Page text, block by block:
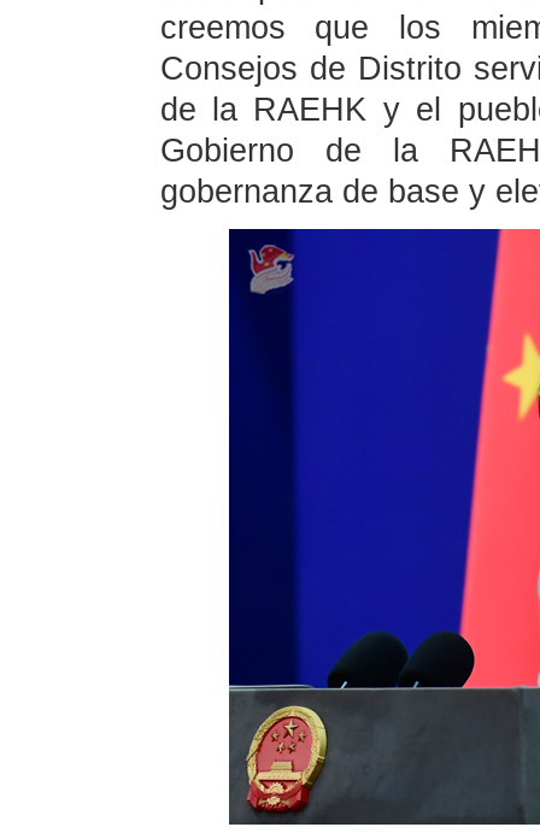
creemos que los
Consejos de Distrito
de la RAEHK y el
Gobierno de la
gobernanza de base y